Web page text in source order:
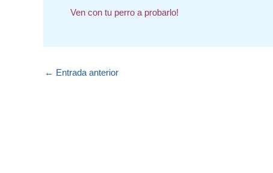
Ven con tu perro a probarlo!
← Entrada anterior